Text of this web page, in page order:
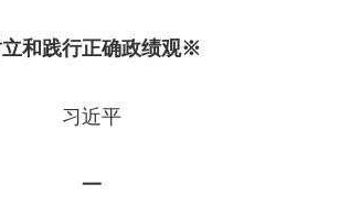
和践行正确政绩观※
习近平
一